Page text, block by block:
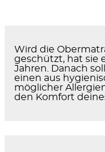
Wird die
geschützt, hat sie
Jahren. Danach
einen aus
möglicher
den Komfort